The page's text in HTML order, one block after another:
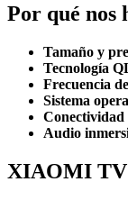
Por qué nos
Tamaño y
Tecnología
Frecuencia
Sistema
Conectividad
Audio
XIAOMI TV